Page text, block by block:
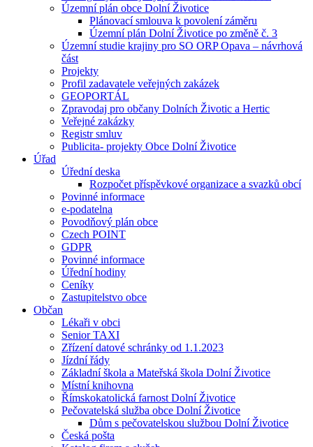
Územní plán obce Dolní Životice
Plánovací smlouva k povolení záměru
Územní plán Dolní Životice po změně č. 3
Územní studie krajiny pro SO ORP Opava – návrhová
část
Projekty
Profil zadavatele veřejných zakázek
GEOPORTÁL
Zpravodaj pro občany Dolních Životic a Hertic
Veřejné zakázky
Registr smluv
Publicita- projekty Obce Dolní Životice
Úřad
Úřední deska
Rozpočet příspěvkové organizace a svazků obcí
Povinné informace
e-podatelna
Povodňový plán obce
Czech POINT
GDPR
Povinné informace
Úřední hodiny
Ceníky
Zastupitelstvo obce
Občan
Lékaři v obci
Senior TAXI
Zřízení datové schránky od 1.1.2023
Jízdní řády
Základní škola a Mateřská škola Dolní Životice
Místní knihovna
Římskokatolická farnost Dolní Životice
Pečovatelská služba obce Dolní Životice
Dům s pečovatelskou službou Dolní Životice
Česká pošta